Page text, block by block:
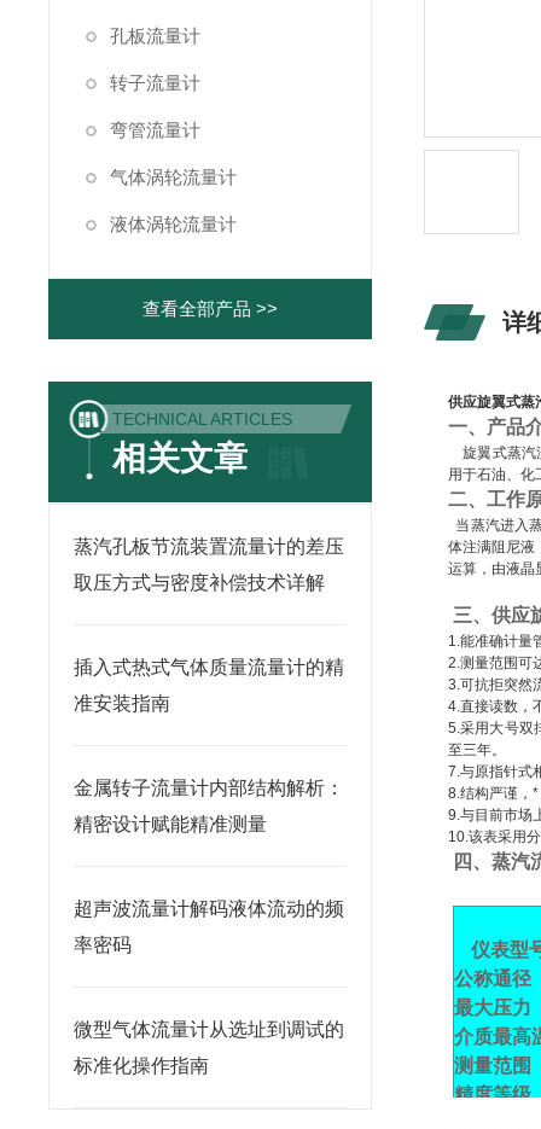
孔板流量计
转子流量计
弯管流量计
气体涡轮流量计
液体涡轮流量计
查看全部产品 >>
TECHNICAL ARTICLES
相关文章
蒸汽孔板节流装置流量计的差压
取压方式与密度补偿技术详解
插入式热式气体质量流量计的精
准安装指南
金属转子流量计内部结构解析：
精密设计赋能精准测量
超声波流量计解码液体流动的频
率密码
微型气体流量计从选址到调试的
标准化操作指南
详
供应旋翼式蒸
一、产品
旋翼式蒸汽
用于石油、化
二、工作
当蒸汽进入
体注满阻尼液
运算，由液晶
三、供应
1.能准确计量
2.测量范围可
3.可抗拒突然
4.直接读数，
5.采用大号双
至三年。
7.与原指针式
8.结构严谨，
9.与目前市场
10.该表采用
四、蒸汽
仪表型
公称通径
最大压力
介质最高
测量范围
精度等级